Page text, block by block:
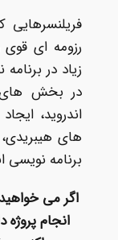
فریلنسرهایی
رزومه ای
زیاد در
در بخش های
اندروید،
های
برنامه نویسی
اگر می
انجام